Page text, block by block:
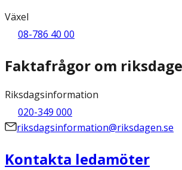
Växel
08-786 40 00
Faktafrågor om
Riksdagsinformation
020-349 000
riksdagsinformation@riksdagen.se
Kontakta ledamöter